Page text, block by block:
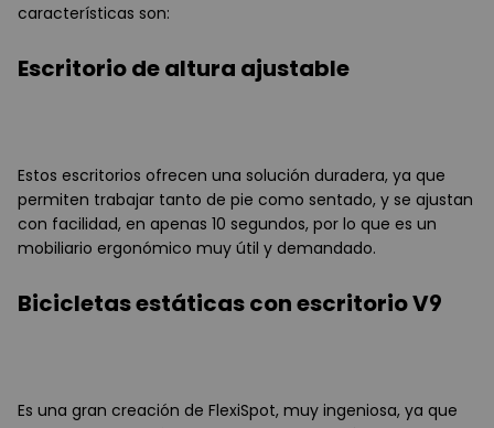
características son:
Escritorio de altura ajustable
Estos escritorios ofrecen una solución duradera, ya que
permiten trabajar tanto de pie como sentado, y se ajustan
con facilidad, en apenas 10 segundos, por lo que es un
mobiliario ergonómico muy útil y demandado.
Bicicletas estáticas con escritorio V9
Es una gran creación de FlexiSpot, muy ingeniosa, ya que